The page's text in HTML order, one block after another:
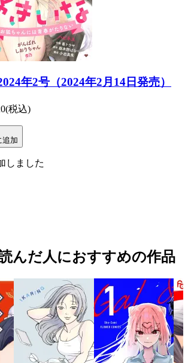
年2号（2024年2月14日発売）
(税込)
追加
しました
んだ人におすすめの作品